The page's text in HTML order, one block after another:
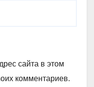
сайта в этом
комментариев.